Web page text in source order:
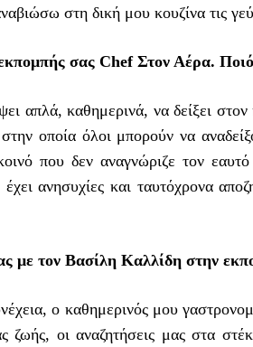
στη δική μου κουζίνα τις
σας Chef Στον Αέρα.
απλά, καθημερινά, να δείξει
οποία όλοι μπορούν να
που δεν αναγνώριζε τον
ανησυχίες και ταυτόχρονα
με τον Βασίλη Καλλίδη στην
ο καθημερινός μου
ζωής, οι αναζητήσεις μας στα